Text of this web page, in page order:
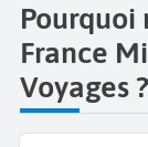
Pourquoi
France
Voyages ?